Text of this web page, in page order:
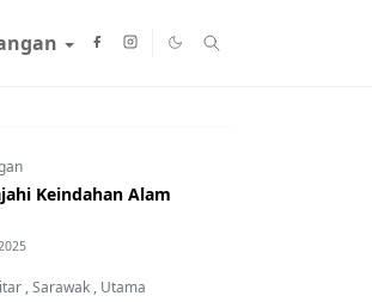
Keindahan Alam
,Sarawak , Utama